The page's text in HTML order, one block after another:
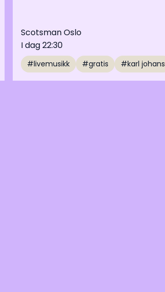
Scotsman Oslo
I dag 22:30
#livemusikk #gratis #karl johans